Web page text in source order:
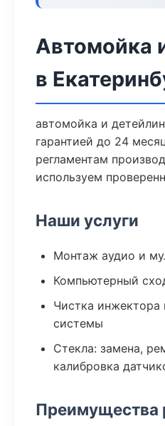
Автомойка
в
автомойка и
гарантией до 24
регламентам
используем
Наши услуги
Монтаж аудио и
Компьютерный
Чистка инжектора
системы
Стекла: замена,
калибровка
Преимущества